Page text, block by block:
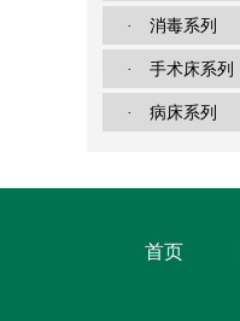
· 消毒系列
· 手术床系列
· 病床系列
首页